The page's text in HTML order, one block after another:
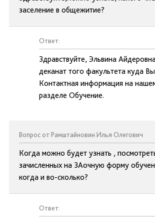
заселение в общежитие?
Ответ:
Здравствуйте, Эльвина
деканат того факультета куда
Контактная информация на
разделе Обучение.
Вопрос от Рамштайновин Илья Олегович
Когда можно будет узнать ,
зачисленных на ЗАочную форму
когда и во-сколько?
Ответ: